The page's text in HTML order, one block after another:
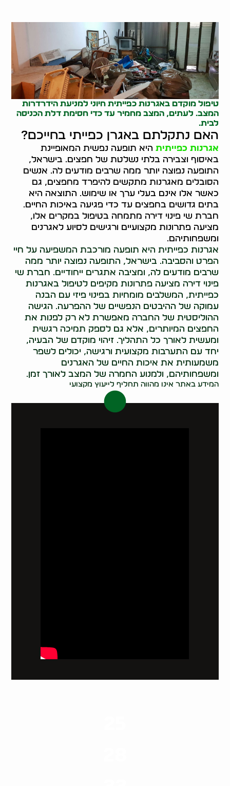
טיפול מוקדם באגרנות כפייתית חיוני למניעת הידרדרות
המצב. לעתים, המצב מחמיר עד כדי חסימת דלת הכניסה
לבית.
האם נתקלתם באגרן כפייתי בחייכם?
אגרנות כפייתית היא תופעה נפשית המאופיינת
באיסוף וצבירה בלתי נשלטת של חפצים. בישראל,
התופעה נפוצה יותר ממה שרבים מודעים לה. אנשים
הסובלים מאגרנות מתקשים להיפרד מחפצים, גם
כאשר אלו אינם בעלי ערך או שימוש. התוצאה היא
בתים גדושים בחפצים עד כדי פגיעה באיכות החיים.
חברת שי פינוי דירה מתמחה בטיפול במקרים אלו,
מציעה פתרונות מקצועיים ורגישים לסיוע לאגרנים
ומשפחותיהם.
אגרנות כפייתית היא תופעה מורכבת המשפיעה על חיי
הפרט והסביבה. בישראל, התופעה נפוצה יותר ממה
שרבים מודעים לה, ומציבה אתגרים ייחודיים. חברת שי
פינוי דירה מציעה פתרונות מקיפים לטיפול באגרנות
כפייתית, המשלבים מומחיות בפינוי פיזי עם הבנה
עמוקה של ההיבטים הנפשיים של ההפרעה. הגישה
ההוליסטית של החברה מאפשרת לא רק לפנות את
החפצים המיותרים, אלא גם לספק תמיכה רגשית
ומעשית לאורך כל התהליך. זיהוי מוקדם של הבעיה,
יחד עם התערבות מקצועית ורגישה, יכולים לשפר
משמעותית את איכות החיים של האגרנים
ומשפחותיהם, ולמנוע החמרה של המצב לאורך זמן.
המידע באתר אינו מהווה תחליף לייעוץ מקצועי